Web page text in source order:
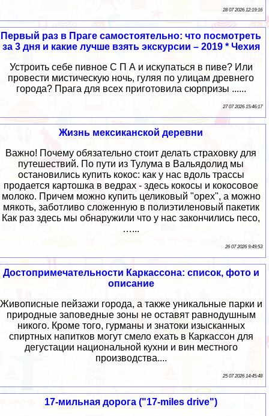
28 07 2026 12:19:16
Первый раз в Праге самостоятельно: что посмотреть
за 3 дня и какие лучше взять экскурсии – 2019 * Чехия
Устроить себе пивное С П А и искупаться в пиве? Или
провести мистическую ночь, гуляя по улицам древнего
города? Прага для всех приготовила сюрпризы ......
27 07 2026 15:46:17
Жизнь мексиканской деревни
Важно! Почему обязательно стоит делать страховку для
путешествий. По пути из Тулума в Вальядолид мы
остановились купить кокос: как у нас вдоль трассы
продается картошка в ведрах - здесь кокосы и кокосовое
молоко. Причем можно купить целиковый "орех", а можно
мякоть, заботливо сложенную в полиэтиленовый пакетик
Как раз здесь мы обнаружили что у нас закончились песо,
…...
26 07 2026 9:49:53
Достопримечательности Каркассона: список, фото и
описание
Живописные пейзажи города, а также уникальные парки и
природные заповедные зоны не оставят равнодушным
никого. Кроме того, гурманы и знатоки изысканных
спиртных напитков могут смело ехать в Каркассон для
дегустации национальной кухни и вин местного
производства....
25 07 2026 14:45:48
17-мильная дорога ("17-miles drive")